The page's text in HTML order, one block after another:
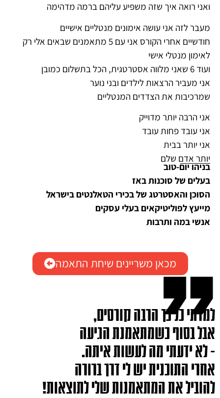
ואני רואה איך שזה משפיע עליהם ברמה מדהימה
מעבר לזה אני עושה אימונים מנטליים אישיים
חודשיים אחרי הקורס אני עם 5 מתאמנים שבאים אלי רק
לאימון מנטלי אישי
ועוד 6 שאני מלווה אסטרטגית, הכל בתשלום כמובן
אני מעביר הרצאות לילדים ובני נוער
שמרכיבות את הצדדים המנטליים
אני הרבה יותר מדוייק
אני עובד פחות עובד
אני יותר בבית
יותר אדם שלם
בניהו יום-טוב
בעלים של סוכנות באז
הסוכן והאסטרטג של בכירי הטאלנטים בישראל
מייעץ לפוליטיקאים בעלי עסקים
אנשי במה ותרבות
מכאן משריינים שיחת התאמה
למדתי כל כך הרבה קורסים,
אבל בסוף כשמתאמנת הגיעה
- לא ידעתי מה לעשות איתה.
אחרי התוכנית יש לי דרך ברורה
להוביל את המתאמנות שלי לתוצאות!